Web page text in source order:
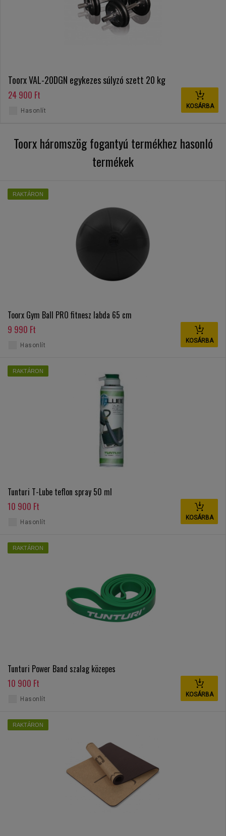
Toorx VAL-20DGN egykezes súlyzó szett 20 kg
24 900 Ft
KOSÁRBA
Hasonlít
Toorx háromszög fogantyú termékhez hasonló
termékek
RAKTÁRON
Toorx Gym Ball PRO fitnesz labda 65 cm
9 990 Ft
KOSÁRBA
Hasonlít
RAKTÁRON
Tunturi T-Lube teflon spray 50 ml
10 900 Ft
KOSÁRBA
Hasonlít
RAKTÁRON
Tunturi Power Band szalag közepes
10 900 Ft
KOSÁRBA
Hasonlít
RAKTÁRON